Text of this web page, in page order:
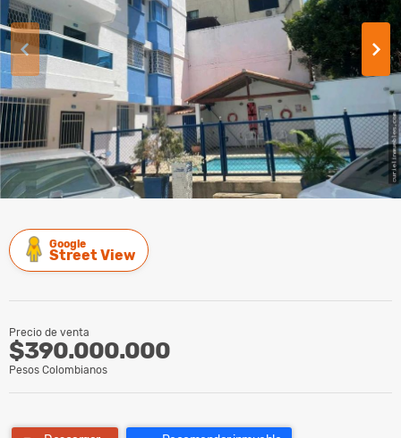
Google
Street View
Precio de venta
$390.000.000
Pesos Colombianos